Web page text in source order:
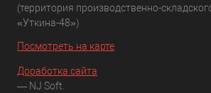
(территория производственно-
«Уткина-48»)
Посмотреть на карте
Доработка сайта
— NJ Soft.